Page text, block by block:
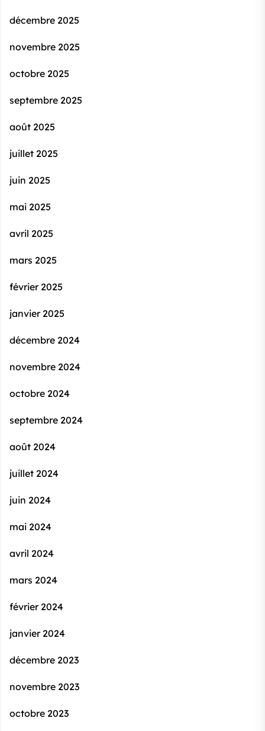
décembre 2025
novembre 2025
octobre 2025
septembre 2025
août 2025
juillet 2025
juin 2025
mai 2025
avril 2025
mars 2025
février 2025
janvier 2025
décembre 2024
novembre 2024
octobre 2024
septembre 2024
août 2024
juillet 2024
juin 2024
mai 2024
avril 2024
mars 2024
février 2024
janvier 2024
décembre 2023
novembre 2023
octobre 2023